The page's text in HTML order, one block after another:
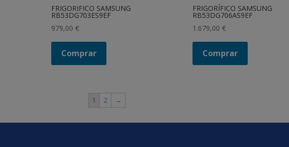
FRIGORIFICO SAMSUNG
RB53DG703ES9EF
979,00 €
Comprar
FRIGORÍFICO SAMSUNG
RB53DG706AS9EF
1.679,00 €
Comprar
1 2 →